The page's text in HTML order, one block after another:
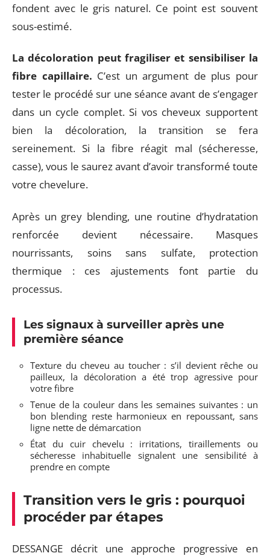
fondent avec le gris naturel. Ce point est souvent
sous-estimé.
La décoloration peut fragiliser et sensibiliser la
fibre capillaire. C’est un argument de plus pour
tester le procédé sur une séance avant de s’engager
dans un cycle complet. Si vos cheveux supportent
bien la décoloration, la transition se fera
sereinement. Si la fibre réagit mal (sécheresse,
casse), vous le saurez avant d’avoir transformé toute
votre chevelure.
Après un grey blending, une routine d’hydratation
renforcée devient nécessaire. Masques
nourrissants, soins sans sulfate, protection
thermique : ces ajustements font partie du
processus.
Les signaux à surveiller après une
première séance
Texture du cheveu au toucher : s’il devient rêche ou
pailleux, la décoloration a été trop agressive pour
votre fibre
Tenue de la couleur dans les semaines suivantes : un
bon blending reste harmonieux en repoussant, sans
ligne nette de démarcation
État du cuir chevelu : irritations, tiraillements ou
sécheresse inhabituelle signalent une sensibilité à
prendre en compte
Transition vers le gris : pourquoi
procéder par étapes
DESSANGE décrit une approche progressive en